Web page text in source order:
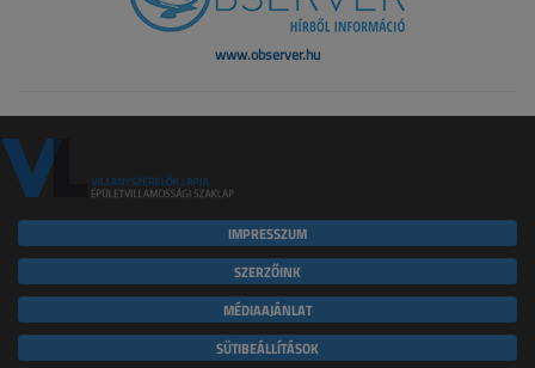
www.observer.hu
IMPRESSZUM
SZERZŐINK
MÉDIAAJÁNLAT
SÜTIBEÁLLÍTÁSOK